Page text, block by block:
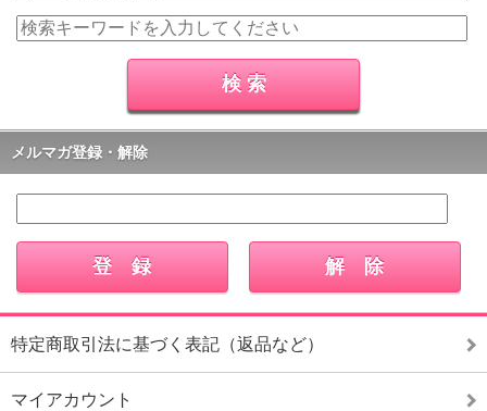
メルマガ登録・解除
特定商取引法に基づく表記（返品など）
マイアカウント